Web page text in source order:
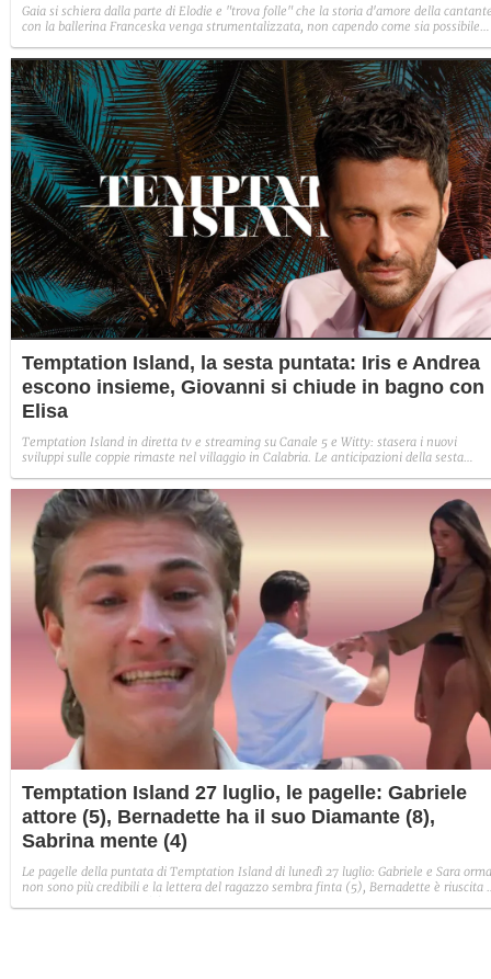
Gaia si schiera dalla parte di Elodie e "trova folle" che la storia d'amore della
con la ballerina Franceska venga strumentalizzata, non capendo come sia possibile
Temptation Island, la sesta puntata: Iris e Andrea
escono insieme, Giovanni si chiude in bagno con
Elisa
Temptation Island in diretta tv e streaming su Canale 5 e Witty: stasera i nuovi
sviluppi sulle coppie rimaste nel villaggio in Calabria. Le anticipazioni della sesta
Sabrina rifiuta il falò con Giovanni e si avvicina a Lory.
Temptation Island 27 luglio, le pagelle: Gabriele
attore (5), Bernadette ha il suo Diamante (8),
Sabrina mente (4)
Le pagelle della puntata di Temptation Island di lunedì 27 luglio: Gabriele e Sara
non sono più credibili e la lettera del ragazzo sembra finta (5), Bernadette è riuscita